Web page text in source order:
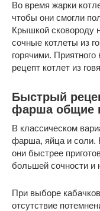
Во время жарки
чтобы они смогли
Крышкой сковороду
сочные котлеты из
горячими.
рецепт котлет из
Быстрый
фарша общие
В классическом
фарша, яйца и соли.
они быстрее
большей сочности и
При выборе
отсутствие